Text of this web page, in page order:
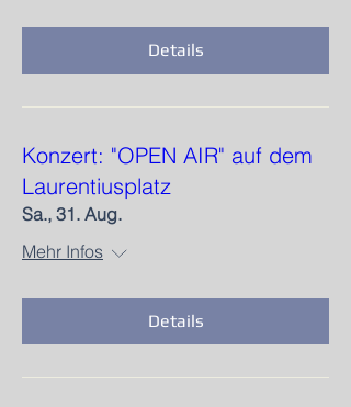
Details
Konzert: "OPEN AIR" auf dem
Laurentiusplatz​
Sa., 31. Aug.
Mehr Infos
Details